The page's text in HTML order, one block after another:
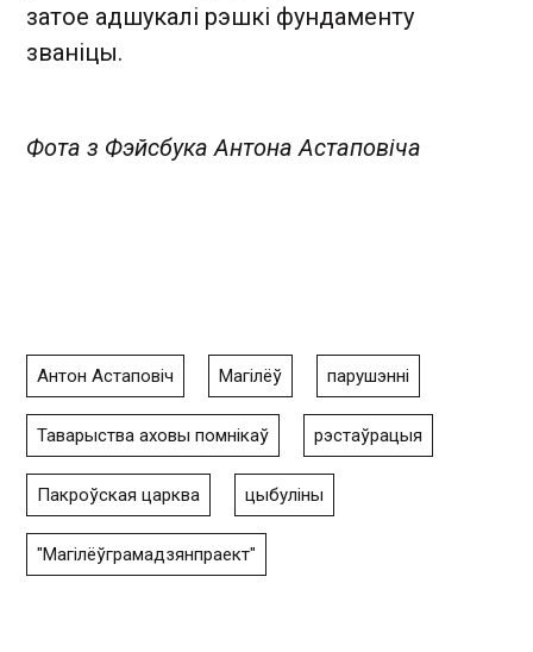
затое адшукалі рэшкі фундаменту
званіцы.
Фота з Фэйсбука Антона Астаповіча
Антон Астаповіч Магілёў парушэнні
Таварыства аховы помнікаў рэстаўрацыя
Пакроўская царква цыбуліны
"Магілёўграмадзянпраект"